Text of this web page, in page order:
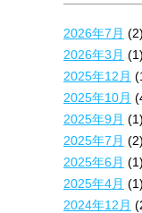
2026年7月 (2)
2026年3月 (1)
2025年12月
2025年10月
2025年9月 (1)
2025年7月 (2)
2025年6月 (1)
2025年4月 (1)
2024年12月